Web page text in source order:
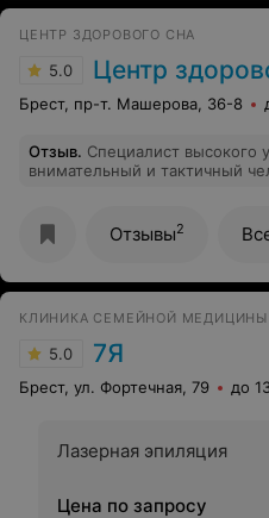
ЦЕНТР ЗДОРОВОГО СНА
5.0 Центр
Брест, пр-т. Машерова, 36-8
Отзыв. Специалист высокого
внимательный и тактичный
Отзывы2
КЛИНИКА СЕМЕЙНОЙ МЕДИЦИНЫ
5.0 7Я
Брест, ул. Фортечная, 79 до
Лазерная эпиляция
Цена по запросу